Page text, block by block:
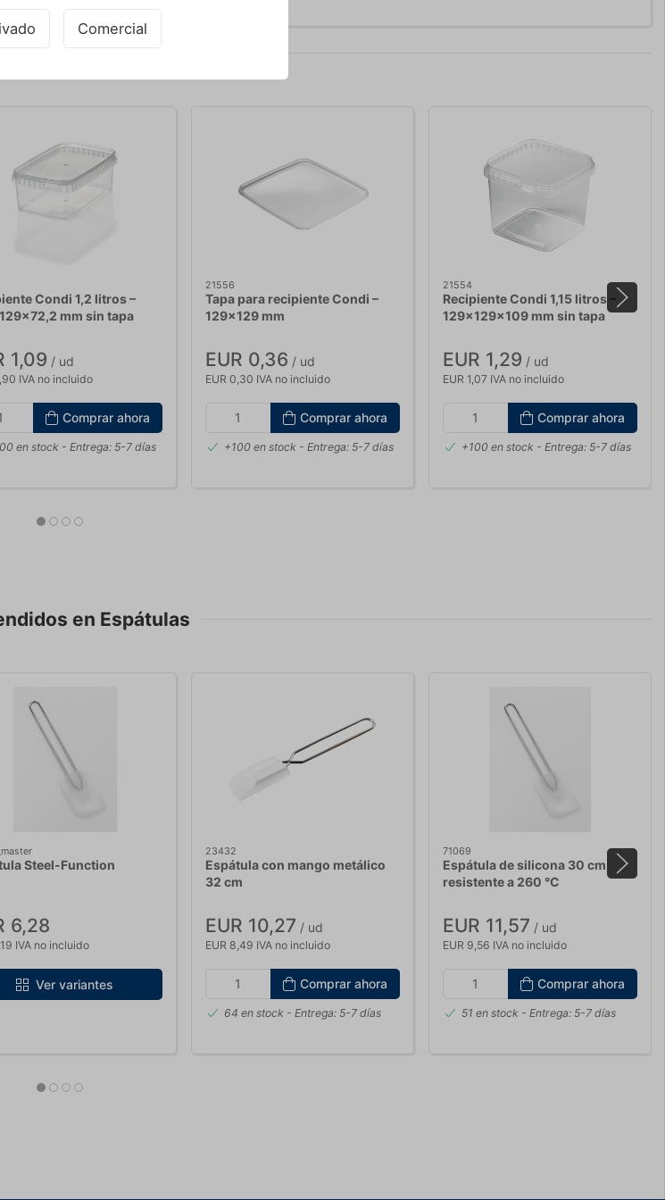
Comercial
junto con este producto
Condi 1,2 litros –
mm sin tapa
1,09 / ud
IVA no incluido
Comprar ahora
en stock - Entrega: 5-7 días
21556
Tapa para recipiente Condi –
129x129 mm
EUR 0,36 / ud
EUR 0,30 IVA no incluido
Comprar ahora
+100 en stock - Entrega: 5-7 días
21554
Recipiente Condi 1,15 litros –
129x129x109 mm sin tapa
EUR 1,29 / ud
EUR 1,07 IVA no incluido
Comprar ahora
+100 en stock - Entrega: 5-7 días
en Espátulas
Steel-Function
6,28
IVA no incluido
Ver variantes
23432
Espátula con mango metálico
32 cm
EUR 10,27 / ud
EUR 8,49 IVA no incluido
Comprar ahora
64 en stock - Entrega: 5-7 días
71069
Espátula de silicona 30 cm
resistente a 260 °C
EUR 11,57 / ud
EUR 9,56 IVA no incluido
Comprar ahora
51 en stock - Entrega: 5-7 días